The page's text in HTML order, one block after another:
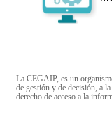
La CEGAIP, es un
de gestión y de decisión, a
derecho de acceso a la